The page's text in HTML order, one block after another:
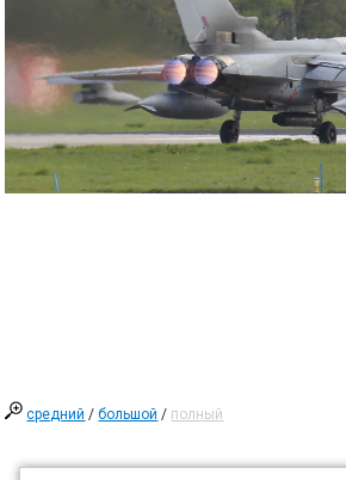
средний /большой / полный